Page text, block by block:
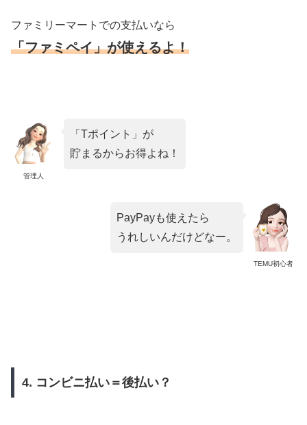
ファミリーマートでの支払いなら
「ファミペイ」が使えるよ！
管理人
「Tポイント」が
貯まるからお得よね！
TEMU初心者
PayPayも使えたら
うれしいんだけどなー。
4. コンビニ払い＝後払い？